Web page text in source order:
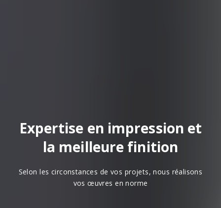
Expertise en impression et
la meilleure finition
Selon les circonstances de vos projets, nous réalisons
vos œuvres en norme